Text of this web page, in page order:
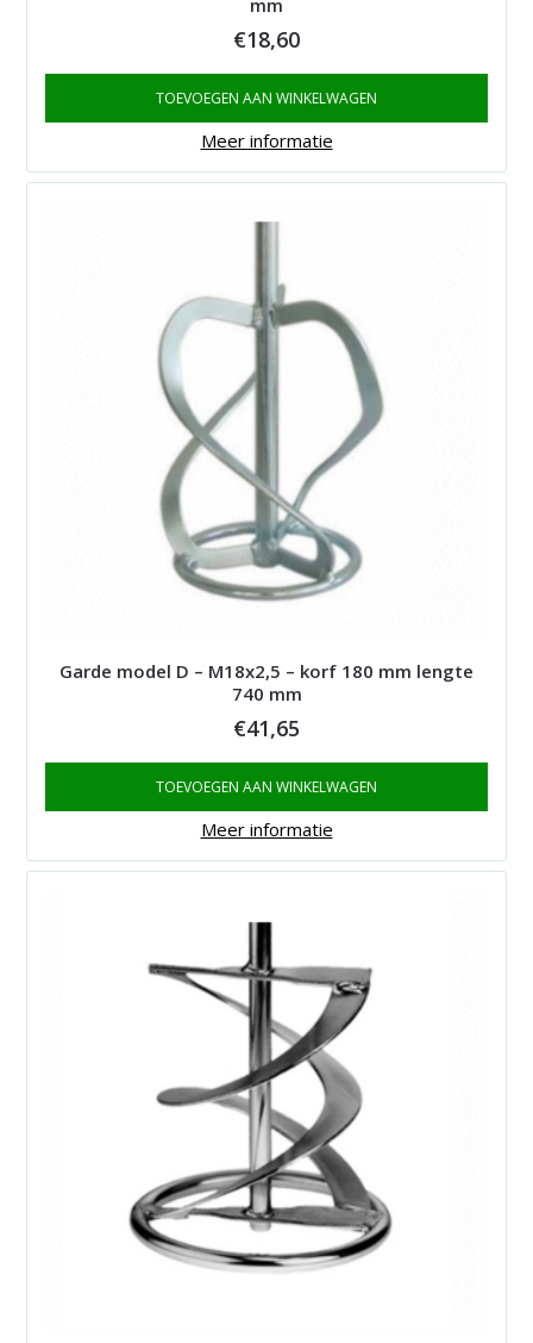
€18,60
TOEVOEGEN AAN WINKELWAGEN
Meer informatie
Garde model D – M18x2,5 – korf 180 mm lengte
740 mm
€41,65
TOEVOEGEN AAN WINKELWAGEN
Meer informatie